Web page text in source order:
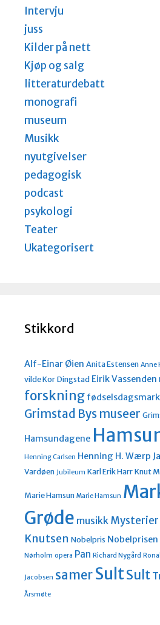
Intervju
juss
Kilder på nett
Kjøp og salg
litteraturdebatt
monografi
museum
Musikk
nyutgivelser
pedagogisk
podcast
psykologi
Teater
Ukategorisert
Stikkord
Alf-Einar Øien Anita Estensen Anne
vilde KorDingstad Eirik Vassenden
forskning
Grimstad Bys museer
Hamsundagene
Henning Carlsen Henning H. Wærp
Vardøen Jubileum Karl Erik HarrKnut
Marie Hamsun Marie Hamsun
Grøde musikk Mysterier
Knutsen Nobelpris Nobelprisen
Nørholm opera Pan Richard Nygård
Jacobsen samerSultSult
Årsmøte